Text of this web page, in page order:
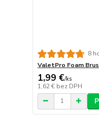
8
ValetPro Foam
1,99 €/ks
1,62 € bez DPH